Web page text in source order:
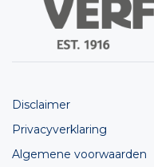
Disclaimer
Privacyverklaring
Algemene voorwaarden